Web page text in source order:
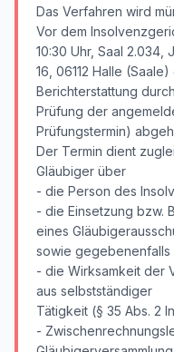
Das Verfahren wird
Vor dem
10:30 Uhr, Saal 2.034,
16, 06112 Halle
Berichterstattung
Prüfung der
Prüfungstermin)
Der Termin dient
Gläubiger über
- die Person des
- die Einsetzung bzw.
eines
sowie gegebenenfalls
- die Wirksamkeit der
aus selbstständiger
Tätigkeit (§ 35 Abs. 2
-